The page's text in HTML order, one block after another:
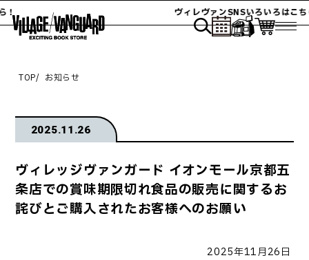
！ ヴィレヴァンSNSいろいろはこち
TOP お知らせ
2025.11.26
ヴィレッジヴァンガード イオンモール京都五
条店での賞味期限切れ食品の販売に関するお
詫びとご購入されたお客様へのお願い
2025年11月26日